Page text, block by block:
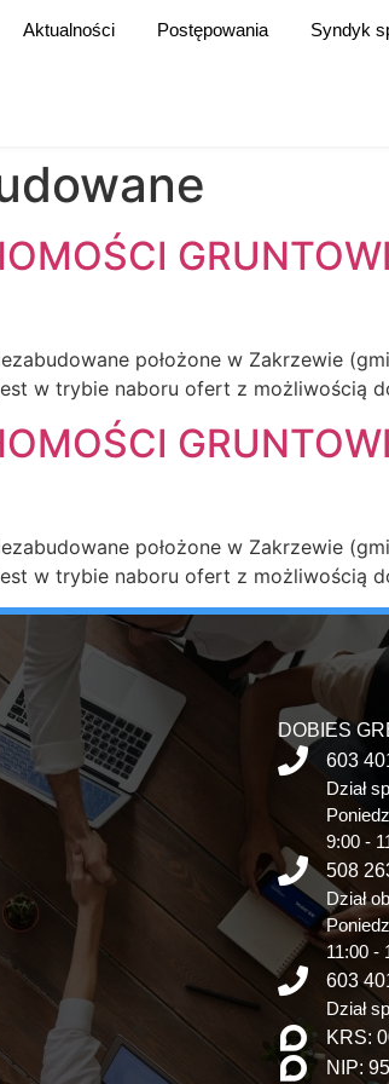
Aktualności Postępowania Syndyk
położone w Zakrzewie
w trybie naboru ofert z możliwością
położone w Zakrzewie
w trybie naboru ofert z możliwością
DOBIES
603
Dział
9:00 -
508
Dział
11:00 -
603
Dział
KRS:
NIP: